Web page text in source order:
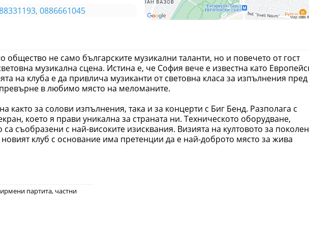
0886661045
общество не само българските музикални таланти, но и повечето от гост
музикална сцена. Истина е, че София вече е известна като
на клуба е да привлича музиканти от световна класа за изпълнения пред
превърне в любимо място на меломаните.
както за солови изпълнения, така и за концерти с Биг Бенд. Разполага с
което я прави уникална за страната ни. Техническото оборудване,
са съобразени с най-високите изисквания. Визията на култовото за
клуб с основание има претенции да е най-доброто място за жива
партита, частни